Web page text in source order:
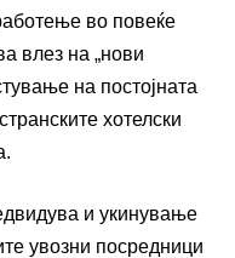
во повеќе
влез на „нови
на постојната
хотелски
и укинување
увозни посредници